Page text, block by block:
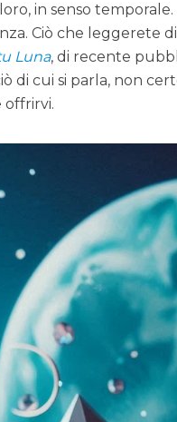
in senso temporale.
Ciò che leggerete
Luna, di recente
di cui si parla, non
offrirvi.